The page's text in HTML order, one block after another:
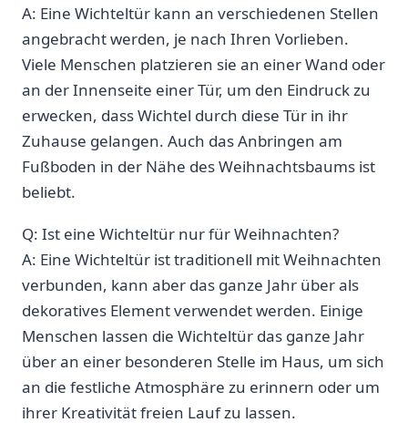
A: Eine Wichteltür kann an verschiedenen Stellen
angebracht werden, je nach​ Ihren⁢ Vorlieben.
Viele Menschen platzieren ⁤sie an einer‍ Wand oder
an der Innenseite einer ⁢Tür, um ‌den Eindruck zu
erwecken, dass ⁣Wichtel durch diese Tür in‍ ihr
Zuhause gelangen. Auch das ‌Anbringen am
Fußboden in der Nähe​ des Weihnachtsbaums ist
beliebt.
Q: Ist eine Wichteltür nur ⁢für Weihnachten?
A: Eine Wichteltür ist traditionell mit Weihnachten
verbunden, kann aber das ganze‍ Jahr ‌über als ​
dekoratives Element ​verwendet werden. Einige
⁤Menschen lassen die⁤ Wichteltür das ganze Jahr
über​ an einer‌ besonderen‍ Stelle im Haus, um sich
an die‍ festliche Atmosphäre zu erinnern oder um
ihrer Kreativität freien Lauf zu lassen.